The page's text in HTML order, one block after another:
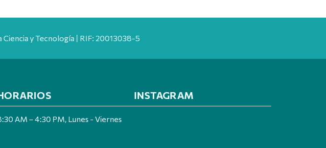
y Tecnología | RIF: 20013038-5
AM – 4:30 PM, Lunes - Viernes
INSTAGRAM